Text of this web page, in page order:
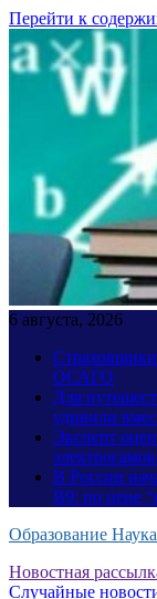
Перейти к
6 августа, 2026
ОСАГО
Для
удивили
Эксперт
В России
B9: по цене
Образование
Новостная
Случайные